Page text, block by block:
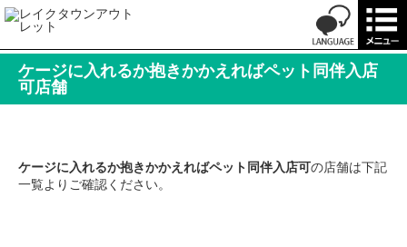
ケージに入れるか抱きかかえればペット同伴入店
可店舗
ケージに入れるか抱きかかえればペット同伴入店可の店舗は下記
一覧よりご確認ください。